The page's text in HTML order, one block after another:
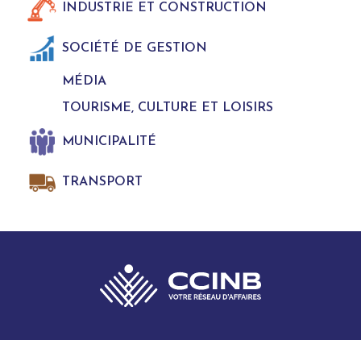
INDUSTRIE ET CONSTRUCTION
SOCIÉTÉ DE GESTION
MÉDIA
TOURISME, CULTURE ET LOISIRS
MUNICIPALITÉ
TRANSPORT